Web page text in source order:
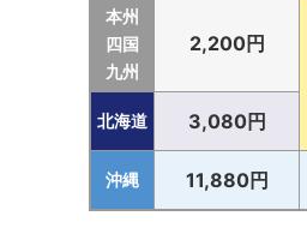
本州
四国
九州
2,200円
北海道 3,080円
沖縄 11,880円